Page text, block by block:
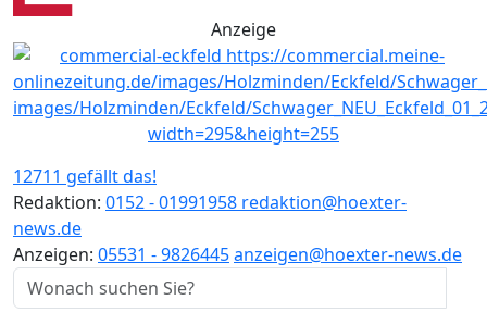
Anzeige
12711 gefällt das!
Redaktion: 0152 - 01991958 redaktion@hoexter-
news.de
Anzeigen: 05531 - 9826445anzeigen@hoexter-news.de